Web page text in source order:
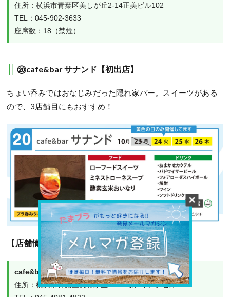
住所：横浜市青葉区美しが丘2-14正美ビル102
TEL：045-902-3633
座席数：18（禁煙）
⑳cafe&bar サナンド【初出店】
ちょい呑みではおなじみだった隠れ家バー。スイーツがある
ので、3店舗目にもおすすめ！
【店舗情報】
cafe&bar サナンド
住所：横浜市青葉区美しが丘1-11-6第5キングビル1F